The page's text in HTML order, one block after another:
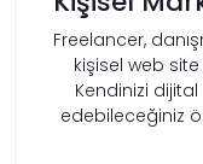
Freelancer,
kişisel web
Kendinizi
edebileceğiniz